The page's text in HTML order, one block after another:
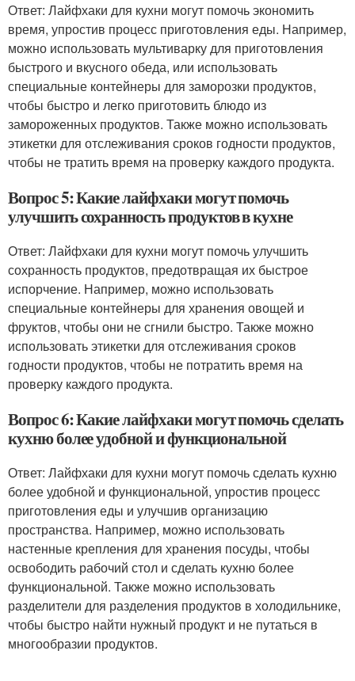
Ответ: Лайфхаки для кухни могут помочь экономить
время, упростив процесс приготовления еды. Например,
можно использовать мультиварку для приготовления
быстрого и вкусного обеда, или использовать
специальные контейнеры для заморозки продуктов,
чтобы быстро и легко приготовить блюдо из
замороженных продуктов. Также можно использовать
этикетки для отслеживания сроков годности продуктов,
чтобы не тратить время на проверку каждого продукта.
Вопрос 5: Какие лайфхаки могут помочь
улучшить сохранность продуктов в кухне
Ответ: Лайфхаки для кухни могут помочь улучшить
сохранность продуктов, предотвращая их быстрое
испорчение. Например, можно использовать
специальные контейнеры для хранения овощей и
фруктов, чтобы они не сгнили быстро. Также можно
использовать этикетки для отслеживания сроков
годности продуктов, чтобы не потратить время на
проверку каждого продукта.
Вопрос 6: Какие лайфхаки могут помочь сделать
кухню более удобной и функциональной
Ответ: Лайфхаки для кухни могут помочь сделать кухню
более удобной и функциональной, упростив процесс
приготовления еды и улучшив организацию
пространства. Например, можно использовать
настенные крепления для хранения посуды, чтобы
освободить рабочий стол и сделать кухню более
функциональной. Также можно использовать
разделители для разделения продуктов в холодильнике,
чтобы быстро найти нужный продукт и не путаться в
многообразии продуктов.